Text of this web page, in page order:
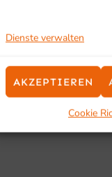
Dienste verwalten
AKZEPTIEREN
Cookie